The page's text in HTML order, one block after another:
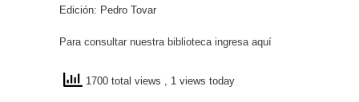
Edición: Pedro Tovar
Para consultar nuestra biblioteca ingresa aquí
1700 total views , 1 views today